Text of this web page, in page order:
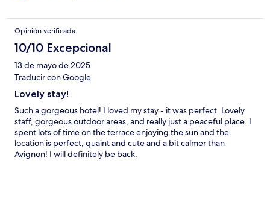
Opinión verificada
10/10 Excepcional
13 de mayo de 2025
Traducir con Google
Lovely stay!
Such a gorgeous hotel! I loved my stay - it was perfect. Lovely
staff, gorgeous outdoor areas, and really just a peaceful place. I
spent lots of time on the terrace enjoying the sun and the
location is perfect, quaint and cute and a bit calmer than
Avignon! I will definitely be back.